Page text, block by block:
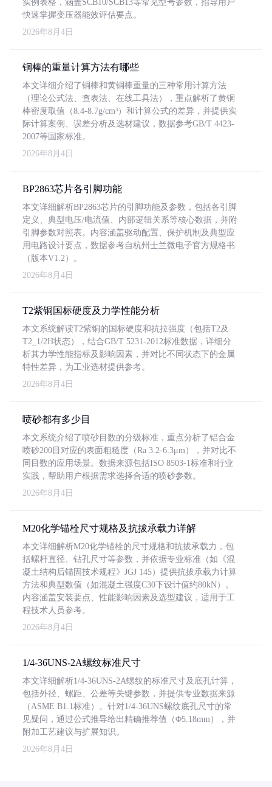
实例表格，涵盖SCB10/SCB13等常见型号参数，指导用户
快速掌握变压器能效评估要点。
2026年8月4日
铜棒的重量计算方法有哪些
本文详细介绍了铜棒和黄铜棒重量的三种常用计算方法
（理论公式法、查表法、在线工具法），重点解析了黄铜
棒密度取值（8.4-8.7g/cm³）和计算公式的差异，并提供实
际计算案例、误差分析及选材建议，数据参考GB/T 4423-
2007等国家标准。
2026年8月4日
BP2863芯片各引脚功能
本文详细解析BP2863芯片的引脚功能及参数，包括各引脚
定义、典型电压/电流值、内部逻辑关系等核心数据，并附
引脚参数对照表。内容涵盖驱动配置、保护机制及典型应
用电路设计要点，数据参考自杭州士兰微电子官方规格书
（版本V1.2）。
2026年8月4日
T2紫铜国标硬度及力学性能分析
本文系统解读T2紫铜的国标硬度和抗拉强度（包括T2及
T2_1/2H状态），结合GB/T 5231-2012标准数据，详细分
析其力学性能指标及影响因素，并对比不同状态下的金属
特性差异，为工业选材提供参考。
2026年8月4日
喷砂都有多少目
本文系统介绍了喷砂目数的分级标准，重点分析了铝合金
喷砂200目对应的表面粗糙度（Ra 3.2-6.3μm），并对比不
同目数的应用场景。数据来源包括ISO 8503-1标准和行业
实践，帮助用户根据需求选择合适的喷砂参数。
2026年8月4日
M20化学锚栓尺寸规格及抗拔承载力详解
本文详细解析M20化学锚栓的尺寸规格和抗拔承载力，包
括螺杆直径、钻孔尺寸等参数，并依据专业标准（如《混
凝土结构后锚固技术规程》JGJ 145）提供抗拔承载力计算
方法和典型数值（如混凝土强度C30下设计值约80kN）。
内容涵盖安装要点、性能影响因素及选型建议，适用于工
程技术人员参考。
2026年8月4日
1/4-36UNS-2A螺纹标准尺寸
本文详细解析1/4-36UNS-2A螺纹的标准尺寸及底孔计算，
包括外径、螺距、公差等关键参数，并提供专业数据来源
（ASME B1.1标准）。针对1/4-36UNS螺纹底孔尺寸的常
见疑问，通过公式推导给出精确推荐值（Φ5.18mm），并
附加工艺建议与扩展知识。
2026年8月4日